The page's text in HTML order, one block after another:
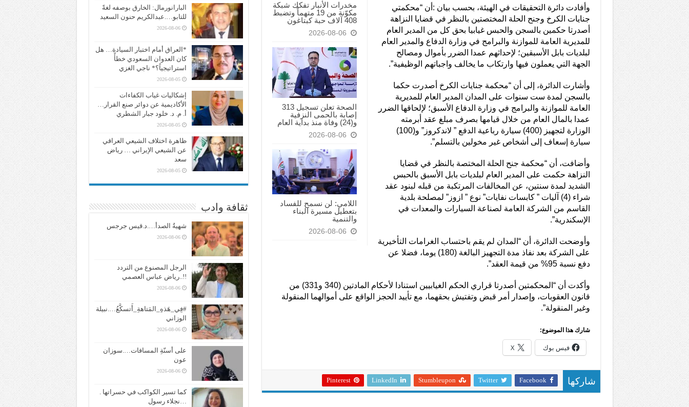
مخدرات الأنبار تفكك شبكة
مكوّنة من 19 متهماً وتضبط
408 آلاف حبة كبتاغون
2026-08-06
الصحة تعلن تسجيل 313
إصابة بالحمى النزفية
و(24) وفاة منذ بداية العام
2026-08-06
اللامي: لن نسمح للفساد
بتعطيل مسيرة البناء
والتنمية
2026-08-06
وأفادت دائرة التحقيقات في الهيئة، بحسب بيان :أن “محكمتي
جنايات الكرخ وجنح الحلة المختصتين بالنظر في قضايا النزاهة
أصدرتا حكمين بالسجن والحبس غيابيا بحق كل من المدير العام
للمديرية العامة للموازنة والبرامج في وزارة الدفاع والمدير العام
لبلديات بابل الأسبقين؛ لإحداثهم عمدا الضرر بأموال ومصالح
الجهة التي يعملون فيها وارتكاب ما يخالف واجباتهم الوظيفية”.
وأشارت الدائرة، إلى أن “محكمة جنايات الكرخ أصدرت حكما
بالسجن لمدة ست سنوات على المدان المدير العام للمديرية
العامة للموازنة والبرامج في وزارة الدفاع الأسبق؛ لإلحاقها الضرر
عمدا بالمال العام من خلال قيامها بصرف مبلغ عقد أبرمته
الوزارة لتجهيز (400) سيارة رباعية الدفع ” لاندكروز” و(100)
سيارة إسعاف إلى أشخاص غير مخولين بالتسلم”.
وأضافت، أن “محكمة جنح الحلة المختصة بالنظر في قضايا
النزاهة حكمت على المدير العام لبلديات بابل الأسبق بالحبس
الشديد لمدة سنتين، عن المخالفات المرتكبة من قبله لبنود عقد
شراء (4) آليات ” كابسات نفايات” نوع ” ازوز” لمصلحة بلدية
القاسم من الشركة العامة لصناعة السيارات والمعدات في
الإسكندرية”.
وأوضحت الدائرة، أن “المدان لم يقم باحتساب الغرامات التأخيرية
على الشركة بعد نفاذ مدة التجهيز البالغة (180) يوما، فضلا عن
دفع نسبة 95% من قيمة العقد”.
وأكدت أن “المحكمتين أصدرتا قراري الحكم الغيابيين استنادا لأحكام المادتين (340 و331) من
قانون العقوبات، وإصدار أمر قبض وتفتيش بحقهما، مع تأييد الحجز الواقع على أموالهما المنقولة
وغير المنقولة”.
شارك هذا الموضوع:
فيس بوك X
شاركها Facebook
Twitter
Stumbleupon
LinkedIn
Pinterest
البارانورمال: الخارق بوصفه لغةً
للتابو….عبدالكريم حنون السعيد
2026-08-06
*العراق أمام اختبار السيادة… هل
كان العدوان السعودي خطأً
استراتيجياً؟* ناجي الغزي
2026-08-05
إشكاليات غياب الكفاءات
الأكاديمية عن دوائر صنع القرار…
أ. م. د. خلود جبار الشطري
2026-08-05
ظاهرة اختلاف الشيعي العراقي
عن الشيعي الإيراني … رياض
سعد
2026-08-05
ثقافة وادب
شهيةُ الصدأ….د.قيس جرجس
2026-08-06
الرجل المصنوع من التردد
!!..رياض عباس العصمي
2026-08-06
#فِي_هَذهِ_المَتاهةِ_أَتسكَّعُ….نبيلة
الوزاني
2026-08-06
على أسنّةِ المسافات….سوزان
عون
2026-08-06
كما تسير الكواكب في حسراتها .
…نجلاء رسول